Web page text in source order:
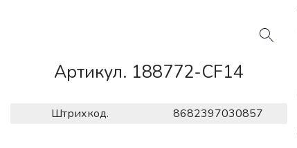
Артикул. 188772-CF14
Штрихкод. 8682397030857